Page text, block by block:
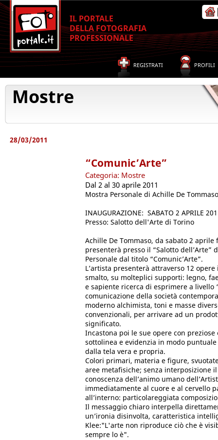
IL PORTALE
DELLA FOTOGRAFIA
PROFESSIONALE
REGISTRATI PROFILI
Mostre
28/03/2011
“Comunic’Arte”
Categoria: Mostre
Dal 2 al 30 aprile 2011
Mostra Personale di Achille De Tommaso
INAUGURAZIONE: SABATO 2 APRILE
Presso: Salotto dell'Arte di Torino
Achille De Tommaso, da sabato 2
presenterà presso il “Salotto dell’Arte”
Personale dal titolo “Comunic’Arte”.
L’artista presenterà attraverso 12
smalto, su molteplici supporti: legno,
e sapiente ricerca di esprimere a livello
comunicazione della società
moderno alchimista, toni e masse
convenzionali, per arrivare ad un
significato.
Incastona poi le sue opere con
sottolinea e evidenzia in modo
dalla tela vera e propria.
Colori primari, materia e figure,
aree metafisiche; senza interposizione
conoscenza dell’animo umano
immediatamente al cuore e al cervello
all’interno: particolareggiata
Il messaggio chiaro interpella
un’ironia disinvolta, caratteristica
Klee:"L'arte non riproduce ciò che è
sempre lo è".